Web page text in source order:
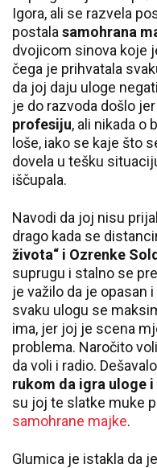
Igora, ali se razvela
postala samohrana
dvojicom sinova koje
čega je prihvatala
da joj daju uloge
je do razvoda došlo jer
profesiju, ali nikada o
loše, iako se kaje što
dovela u tešku
iščupala.
Navodi da joj nisu
drago kada se
života“ i Ozrenke
suprugu i stalno se
je važilo da je opasan
svaku ulogu se
ima, jer joj je scena
problema. Naročito
da voli i radio.
rukom da igra uloge
su joj te slatke muke
samohrane majke.
Glumica je istakla da